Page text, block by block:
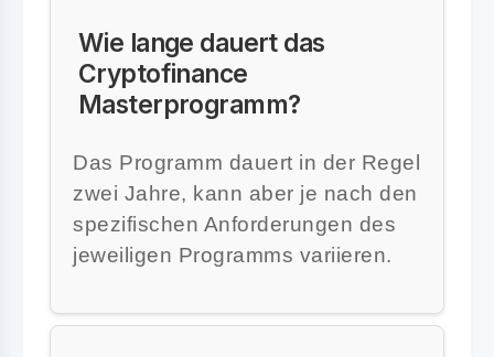
Wie lange dauert das
Cryptofinance
Masterprogramm?
Das Programm dauert in der Regel
zwei Jahre, kann aber je nach den
spezifischen Anforderungen des
jeweiligen Programms variieren.